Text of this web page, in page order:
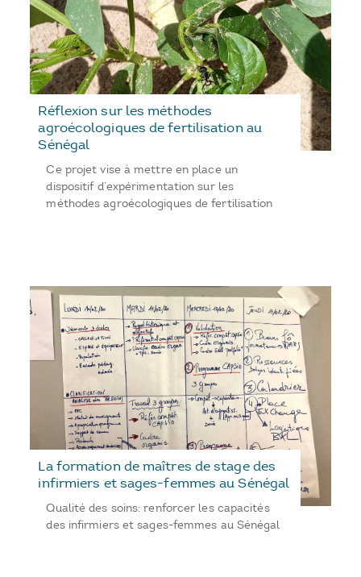
Réflexion sur les méthodes
agroécologiques de fertilisation au
Sénégal
Ce projet vise à mettre en place un
dispositif d’expérimentation sur les
méthodes agroécologiques de fertilisation
La formation de maîtres de stage des
infirmiers et sages-femmes au Sénégal
Qualité des soins: renforcer les capacités
des infirmiers et sages-femmes au Sénégal